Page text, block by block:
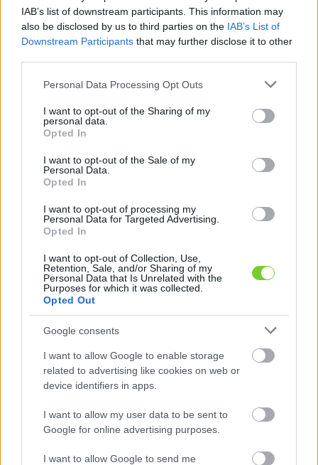
IAB’s list of downstream participants. This information may
also be disclosed by us to third parties on the IAB’s List of
Downstream Participants that may further disclose it to other
Please note that this website/app uses one or more Google
not limited to your visit or usage behaviour. You may click to
grant or deny consent to Google and its third-party tags to
use your data for below specified purposes in below Google
consent section.
Personal Data Processing Opt Outs
I want to opt-out of the Sharing of my
personal data.
Opted In
I want to opt-out of the Sale of my
Personal Data.
Opted In
I want to opt-out of processing my
Personal Data for Targeted Advertising.
Opted In
I want to opt-out of Collection, Use,
Retention, Sale, and/or Sharing of my
Personal Data that Is Unrelated with the
Purposes for which it was collected.
Opted Out
Google consents
I want to allow Google to enable storage
related to advertising like cookies on web or
device identifiers in apps.
I want to allow my user data to be sent to
Google for online advertising purposes.
I want to allow Google to send me
Felhasználónév
Jelszó
Elfelejtette jelszavát?
Bejelentkezés
faiskola.hu
Kertészeti, kerti termékek és szolgáltatások térképes
KERTÉSZ ÉS KERTÉSZET REGISZTRÁCIÓ